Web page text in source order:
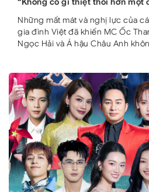
mẹ”
Những mất mát và nghị lực của
gia đình Việt đã khiến MC Ốc
Ngọc Hải và Á hậu Châu Anh
Việt tập 195 vừa lên sóng với sự
Vân cùng sự tham gia của cầu
Trần Ngọc Châu Anh trong vai